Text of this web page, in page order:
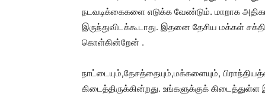
நடவடிக்கைகளை எடுக்க வேண்டும். மாறாக
இருந்துவிடக்கூடாது. இதனை தேசிய மக்கள்
கொள்கின்றேன் .
நாட்டையும்,தேசத்தையும்,மக்களையும்,
கிடைத்திருக்கின்றது. உங்களுக்குக்